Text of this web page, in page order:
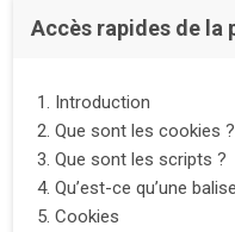
Accès rapides de la
1. Introduction
2. Que sont les cookies ?
3. Que sont les scripts ?
4. Qu’est-ce qu’une
5. Cookies